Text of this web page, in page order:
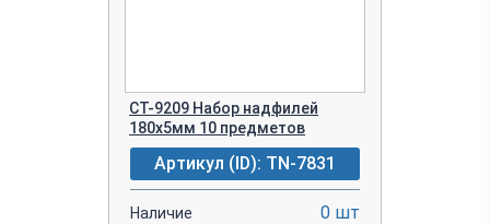
CT-9209 Набор надфилей
180х5мм 10 предметов
Артикул (ID): TN-7831
Наличие 0 шт